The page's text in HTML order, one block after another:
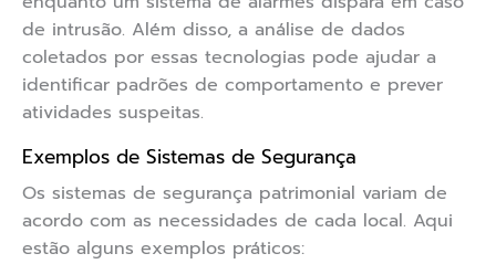
de intrusão. Além disso, a análise de dados
coletados por essas tecnologias pode ajudar a
identificar padrões de comportamento e prever
atividades suspeitas.
Exemplos de Sistemas de Segurança
Os sistemas de segurança patrimonial variam de
acordo com as necessidades de cada local. Aqui
estão alguns exemplos práticos: